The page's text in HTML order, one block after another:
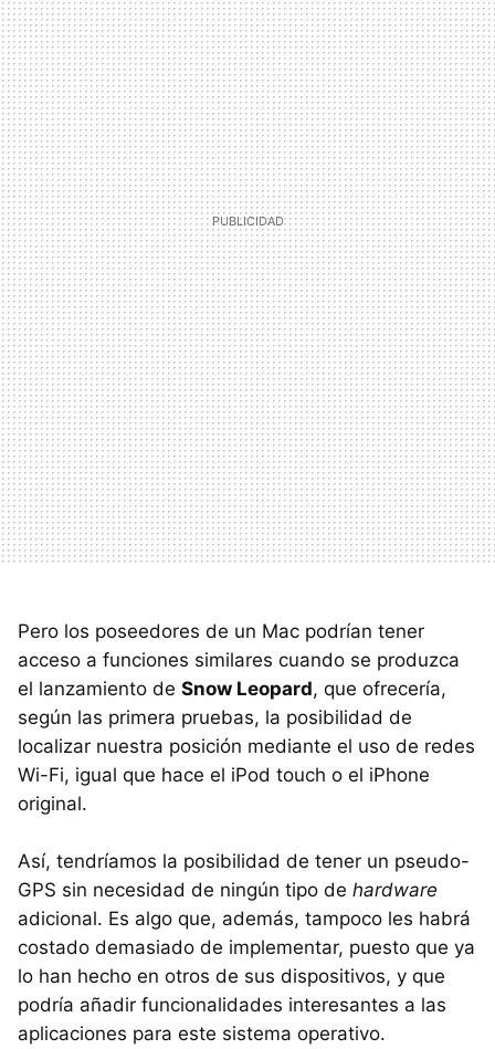
Pero los poseedores de un Mac podrían tener
acceso a funciones similares cuando se produzca
el lanzamiento de Snow Leopard, que ofrecería,
según las primera pruebas, la posibilidad de
localizar nuestra posición mediante el uso de redes
Wi-Fi, igual que hace el iPod touch o el iPhone
original.
Así, tendríamos la posibilidad de tener un pseudo-
GPS sin necesidad de ningún tipo de hardware
adicional. Es algo que, además, tampoco les habrá
costado demasiado de implementar, puesto que ya
lo han hecho en otros de sus dispositivos, y que
podría añadir funcionalidades interesantes a las
aplicaciones para este sistema operativo.